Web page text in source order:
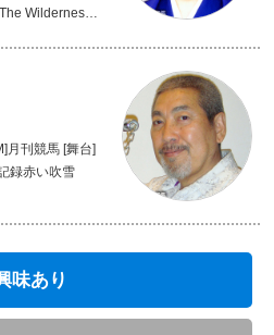
Wilderness
世界経済 スピ
月刊競馬 [舞台]
録赤い吹雪
味あり